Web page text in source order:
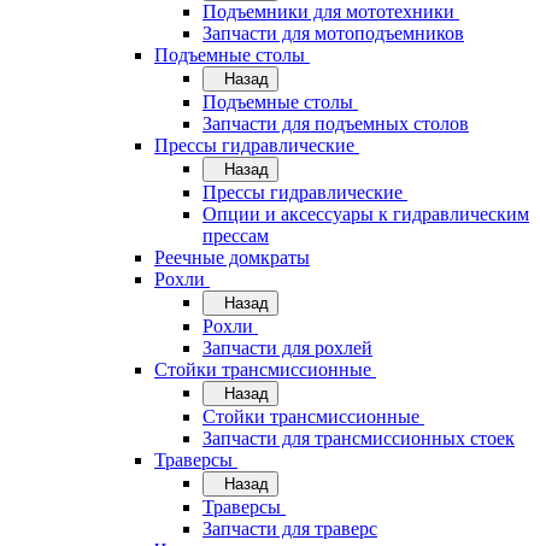
Подъемники для мототехники
Запчасти для мотоподъемников
Подъемные столы
Назад
Подъемные столы
Запчасти для подъемных столов
Прессы гидравлические
Назад
Прессы гидравлические
Опции и аксессуары к гидравлическим
прессам
Реечные домкраты
Рохли
Назад
Рохли
Запчасти для рохлей
Стойки трансмиссионные
Назад
Стойки трансмиссионные
Запчасти для трансмиссионных стоек
Траверсы
Назад
Траверсы
Запчасти для траверс